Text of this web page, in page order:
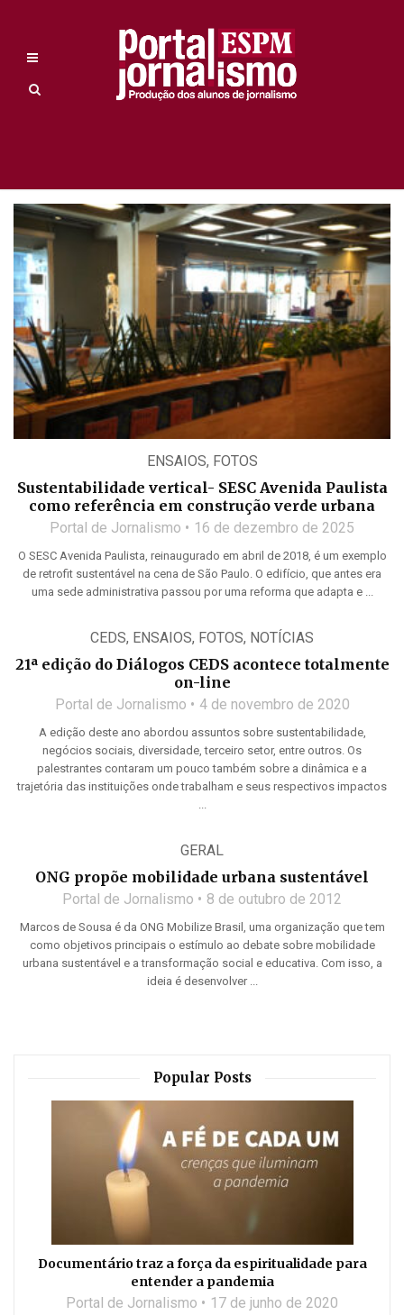
ENSAIOS, FOTOS
Sustentabilidade vertical- SESC Avenida Paulista
como referência em construção verde urbana
Portal de Jornalismo 16 de dezembro de 2025
O SESC Avenida Paulista, reinaugurado em abril de 2018, é um exemplo
de retrofit sustentável na cena de São Paulo. O edifício, que antes era
uma sede administrativa passou por uma reforma que adapta e ...
CEDS, ENSAIOS, FOTOS, NOTÍCIAS
21ª edição do Diálogos CEDS acontece totalmente
on-line
Portal de Jornalismo 4 de novembro de 2020
A edição deste ano abordou assuntos sobre sustentabilidade,
negócios sociais, diversidade, terceiro setor, entre outros. Os
palestrantes contaram um pouco também sobre a dinâmica e a
trajetória das instituições onde trabalham e seus respectivos impactos
...
GERAL
ONG propõe mobilidade urbana sustentável
Portal de Jornalismo 8 de outubro de 2012
Marcos de Sousa é da ONG Mobilize Brasil, uma organização que tem
como objetivos principais o estímulo ao debate sobre mobilidade
urbana sustentável e a transformação social e educativa. Com isso, a
ideia é desenvolver ...
Popular Posts
Documentário traz a força da espiritualidade para
entender a pandemia
Portal de Jornalismo 17 de junho de 2020